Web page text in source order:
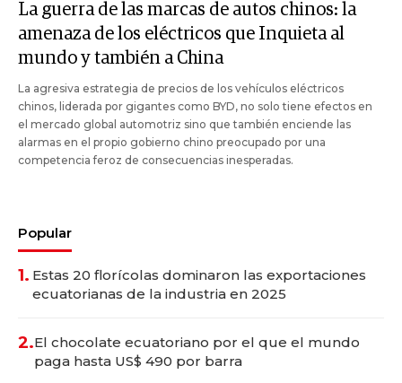
La guerra de las marcas de autos chinos: la
amenaza de los eléctricos que Inquieta al
mundo y también a China
La agresiva estrategia de precios de los vehículos eléctricos
chinos, liderada por gigantes como BYD, no solo tiene efectos en
el mercado global automotriz sino que también enciende las
alarmas en el propio gobierno chino preocupado por una
competencia feroz de consecuencias inesperadas.
Popular
1. Estas 20 florícolas dominaron las exportaciones
ecuatorianas de la industria en 2025
2.El chocolate ecuatoriano por el que el mundo
paga hasta US$ 490 por barra